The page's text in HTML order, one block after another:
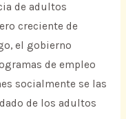
de adultos
creciente de
el gobierno
de empleo
socialmente se las
de los adultos